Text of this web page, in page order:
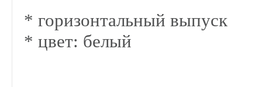
* горизонтальный выпуск
* цвет: белый